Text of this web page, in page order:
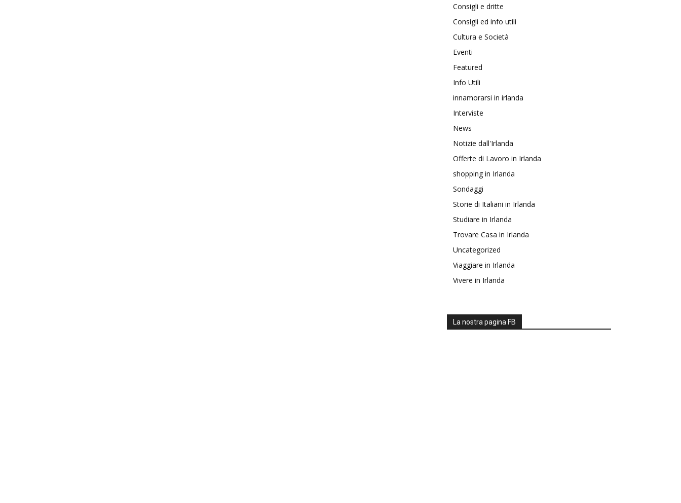
Consigli e dritte
Consigli ed info utili
Cultura e Società
Eventi
Featured
Info Utili
innamorarsi in irlanda
Interviste
News
Notizie dall'Irlanda
Offerte di Lavoro in Irlanda
shopping in Irlanda
Sondaggi
Storie di Italiani in Irlanda
Studiare in Irlanda
Trovare Casa in Irlanda
Uncategorized
Viaggiare in Irlanda
Vivere in Irlanda
La nostra pagina FB